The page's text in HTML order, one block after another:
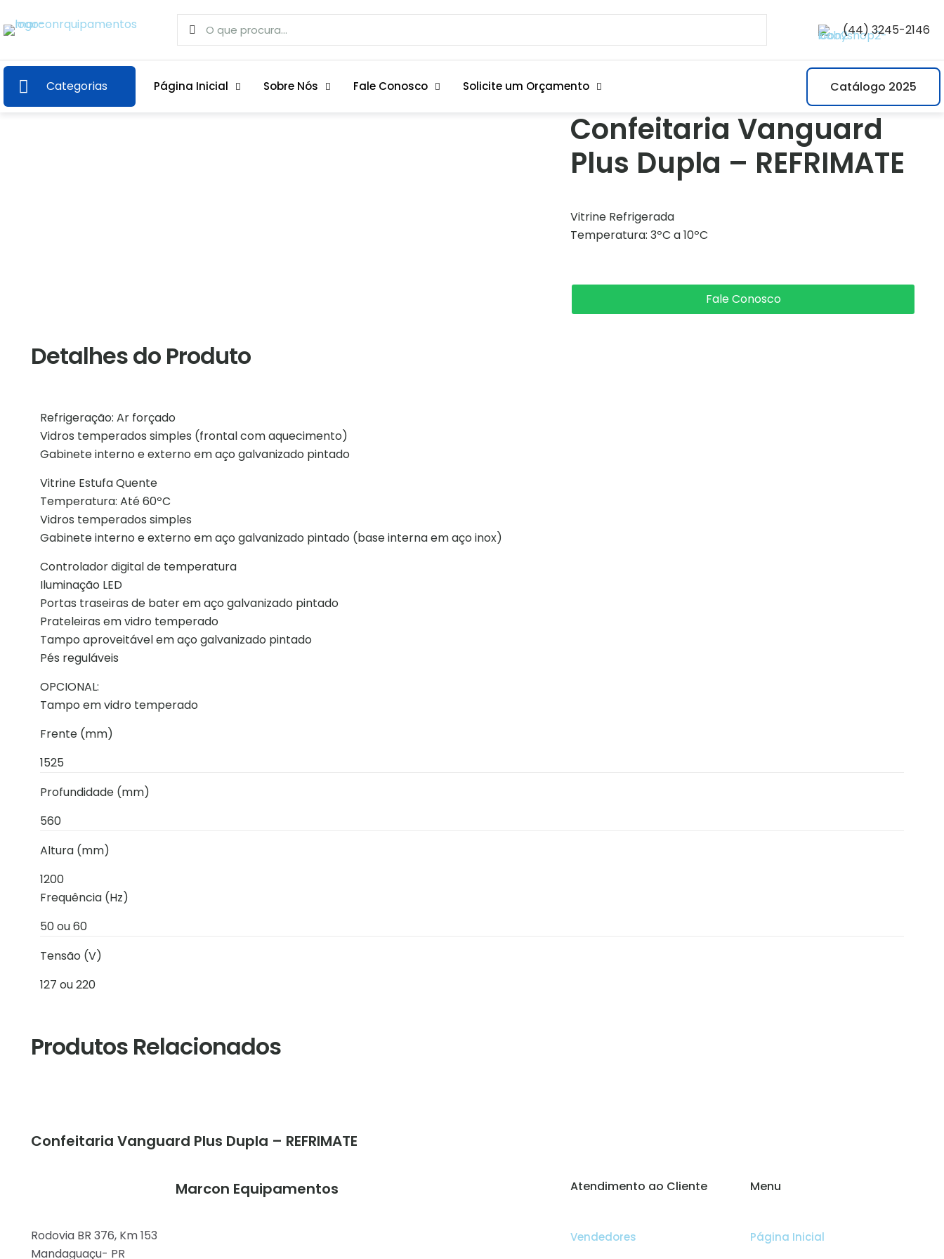
(44) 3245-2146
Categorias Página Inicial Sobre Nós Fale Conosco Solicite um Orçamento Catálogo 2025
Confeitaria Vanguard
Plus Dupla – REFRIMATE
Vitrine Refrigerada
Temperatura: 3ºC a 10ºC
Fale Conosco
Detalhes do Produto
Refrigeração: Ar forçado
Vidros temperados simples (frontal com aquecimento)
Gabinete interno e externo em aço galvanizado pintado
Vitrine Estufa Quente
Temperatura: Até 60ºC
Vidros temperados simples
Gabinete interno e externo em aço galvanizado pintado (base interna em aço inox)
Controlador digital de temperatura
Iluminação LED
Portas traseiras de bater em aço galvanizado pintado
Prateleiras em vidro temperado
Tampo aproveitável em aço galvanizado pintado
Pés reguláveis
OPCIONAL:
Tampo em vidro temperado
Frente (mm)
1525
Profundidade (mm)
560
Altura (mm)
1200
Frequência (Hz)
50 ou 60
Tensão (V)
127 ou 220
Produtos Relacionados
Confeitaria Vanguard Plus Dupla – REFRIMATE
Marcon Equipamentos
Rodovia BR 376, Km 153
Mandaguaçu- PR
Atendimento ao Cliente
Vendedores
Menu
Página Inicial